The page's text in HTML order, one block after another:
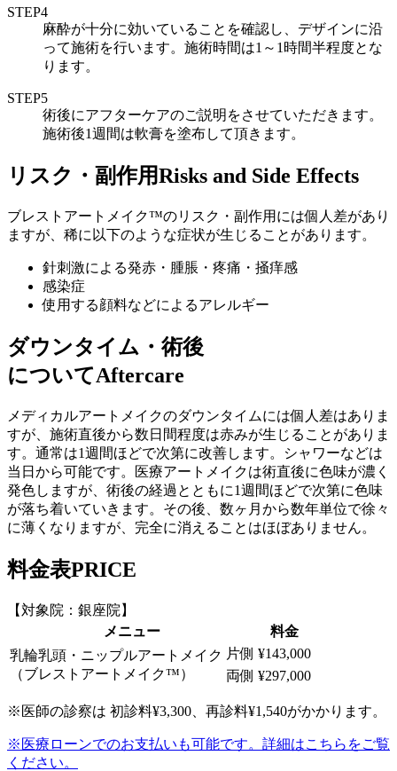
STEP4
麻酔が十分に効いていることを確認し、デザインに沿
って施術を行います。施術時間は1～1時間半程度とな
ります。
STEP5
術後にアフターケアのご説明をさせていただきます。
施術後1週間は軟膏を塗布して頂きます。
リスク・副作用Risks and Side Effects
ブレストアートメイク™のリスク・副作用には個人差があり
ますが、稀に以下のような症状が生じることがあります。
針刺激による発赤・腫脹・疼痛・掻痒感
感染症
使用する顔料などによるアレルギー
ダウンタイム・術後
についてAftercare
メディカルアートメイクのダウンタイムには個人差はありま
すが、施術直後から数日間程度は赤みが生じることがありま
す。通常は1週間ほどで次第に改善します。シャワーなどは
当日から可能です。医療アートメイクは術直後に色味が濃く
発色しますが、術後の経過とともに1週間ほどで次第に色味
が落ち着いていきます。その後、数ヶ月から数年単位で徐々
に薄くなりますが、完全に消えることはほぼありません。
料金表PRICE
【対象院：銀座院】
メニュー
料金
乳輪乳頭・ニップルアートメイク
（ブレストアートメイク™）
片側 ¥143,000
両側 ¥297,000
※医師の診察は 初診料¥3,300、再診料¥1,540がかかります。
※医療ローンでのお支払いも可能です。詳細はこちらをご覧
ください。